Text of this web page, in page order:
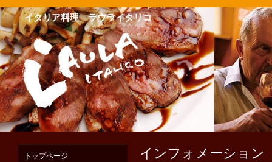
イタリア料理 ラウライタリコ
インフォメーション
トップページ